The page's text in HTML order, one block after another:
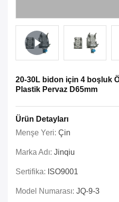
20-30L bidon için 4 boşluk
Plastik Pervaz D65mm
Ürün Detayları
Menşe Yeri: Çin
Marka Adı: Jinqiu
Sertifika: ISO9001
Model Numarası: JQ-9-3